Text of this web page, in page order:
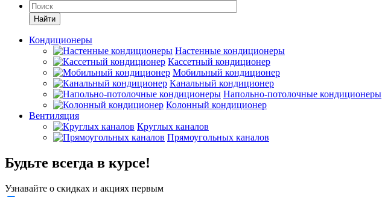
Кондиционеры
Настенные кондиционеры
Кассетный кондиционер
Мобильный кондиционер
Канальный кондиционер
Напольно-потолочные кондиционеры
Колонный кондиционер
Вентиляция
Круглых каналов
Прямоугольных каналов
Будьте всегда в курсе!
Узнавайте о скидках и акциях первым